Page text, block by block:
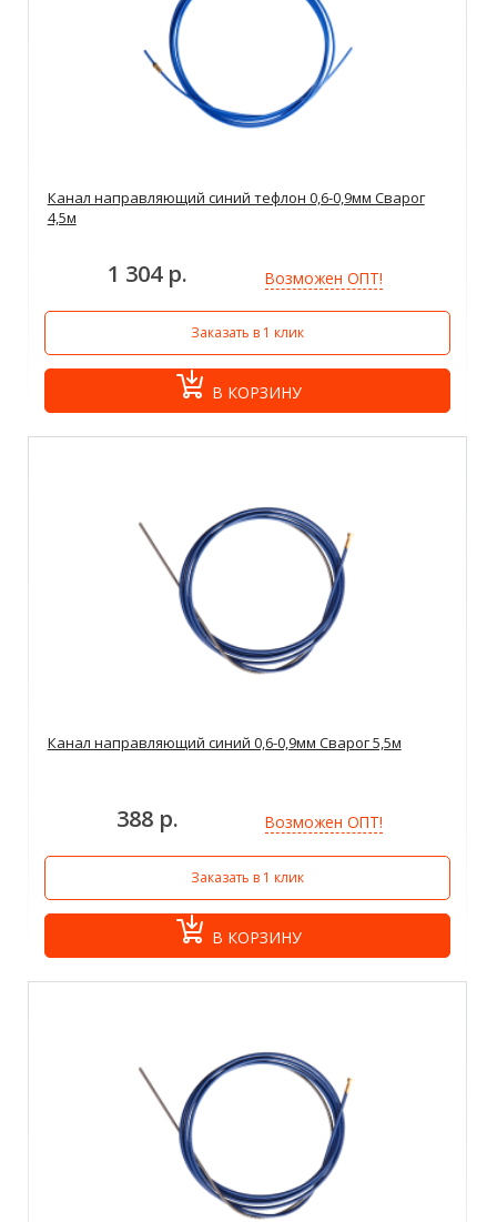
Канал направляющий синий тефлон 0,6-0,9мм Сварог
4,5м
1 304 р. Возможен ОПТ!
Заказать в 1 клик
В КОРЗИНУ
Канал направляющий синий 0,6-0,9мм Сварог 5,5м
388 р. Возможен ОПТ!
Заказать в 1 клик
В КОРЗИНУ